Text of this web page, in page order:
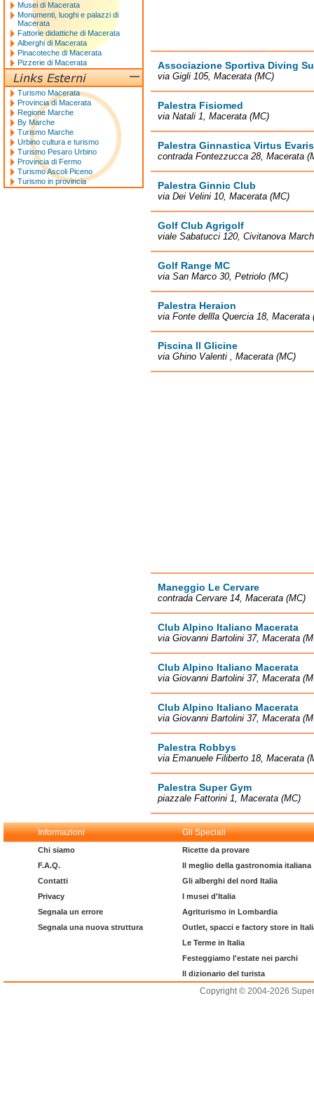
Associazione Sportiva Diving
via Gigli 105, Macerata (MC)
Palestra Fisiomed
via Natali 1, Macerata (MC)
Palestra Ginnastica Virtus
contrada Fontezzucca 28, Macerata
Palestra Ginnic Club
via Dei Velini 10, Macerata (MC)
Golf Club Agrigolf
viale Sabatucci 120, Civitanova
Golf Range MC
via San Marco 30, Petriolo (MC)
Palestra Heraion
via Fonte dellla Quercia 18, Macerata
Piscina Il Glicine
via Ghino Valenti , Macerata (MC)
Maneggio Le Cervare
contrada Cervare 14, Macerata (MC)
Club Alpino Italiano Macerata
via Giovanni Bartolini 37, Macerata
Club Alpino Italiano Macerata
via Giovanni Bartolini 37, Macerata
Club Alpino Italiano Macerata
via Giovanni Bartolini 37, Macerata
Palestra Robbys
via Emanuele Filiberto 18, Macerata
Palestra Super Gym
piazzale Fattorini 1, Macerata (MC)
Musei di Macerata
Monumenti, luoghi e palazzi di
Macerata
Fattorie didattiche di Macerata
Alberghi di Macerata
Pinacoteche di Macerata
Pizzerie di Macerata
Turismo Macerata
Provincia di Macerata
Regione Marche
By Marche
Turismo Marche
Urbino cultura e turismo
Turismo Pesaro Urbino
Provincia di Fermo
Turismo Ascoli Piceno
Turismo in provincia
Informazioni Gli Speciali
Chi siamo
F.A.Q.
Contatti
Privacy
Segnala un errore
Segnala una nuova struttura
Ricette da provare
Il meglio della gastronomia italiana
Gli alberghi del nord Italia
I musei d'Italia
Agriturismo in Lombardia
Outlet, spacci e factory store in
Le Terme in Italia
Festeggiamo l'estate nei parchi
Il dizionario del turista
Copyright © 2004-2026